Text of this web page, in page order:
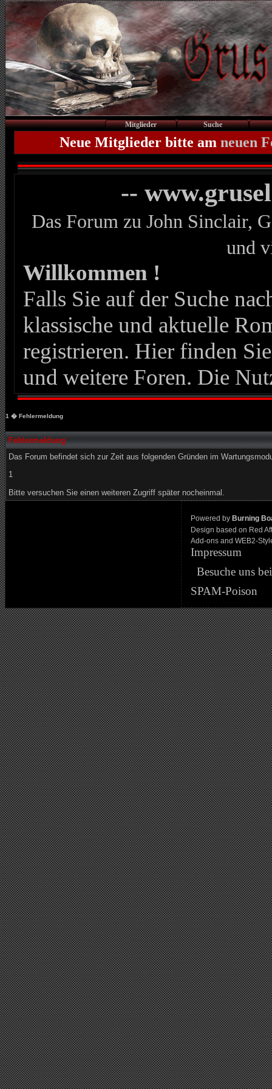
Mitglieder Suche
Neue Mitglieder bitte am neuen
--
Das Forum zu John Sinclair,
und
Willkommen !
Falls Sie auf der Suche
klassische und aktuelle
registrieren. Hier finden
und weitere Foren. Die
1 � Fehlermeldung
Fehlermeldung
Das Forum befindet sich zur Zeit aus folgenden Gründen im
1
Bitte versuchen Sie einen weiteren Zugriff später nocheinmal.
Powered by Burning
Design based on Red
Add-ons and WEB2-
Impressum
Besuche uns
SPAM-Poison